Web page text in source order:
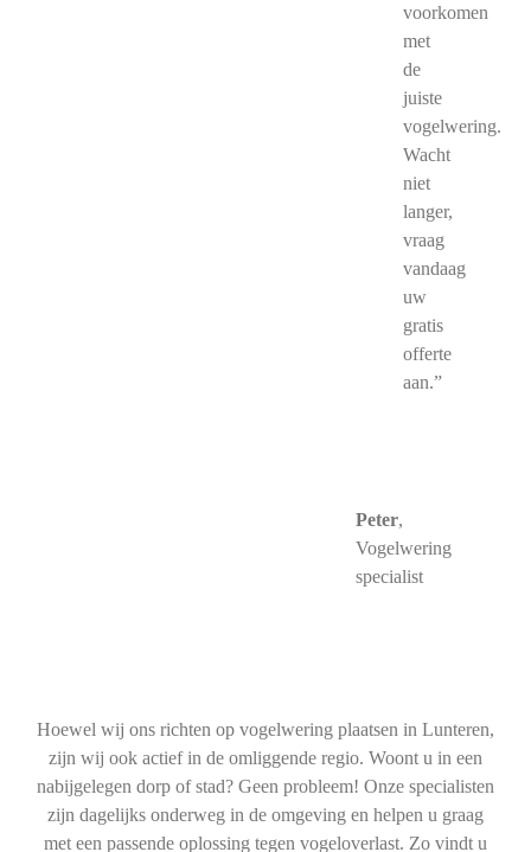
voorkomen
met
de
juiste
vogelwering.
Wacht
niet
langer,
vraag
vandaag
uw
gratis
offerte
aan.”
Peter,
Vogelwering
specialist
Hoewel wij ons richten op vogelwering plaatsen in Lunteren,
zijn wij ook actief in de omliggende regio. Woont u in een
nabijgelegen dorp of stad? Geen probleem! Onze specialisten
zijn dagelijks onderweg in de omgeving en helpen u graag
met een passende oplossing tegen vogeloverlast. Zo vindt u